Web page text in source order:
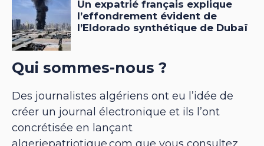
Qui sommes-nous ?
Des journalistes algériens ont eu l’idée de
créer un journal électronique et ils l’ont
concrétisée en lançant